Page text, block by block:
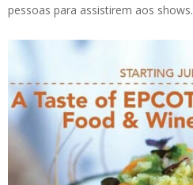
pessoas para assistirem aos shows.